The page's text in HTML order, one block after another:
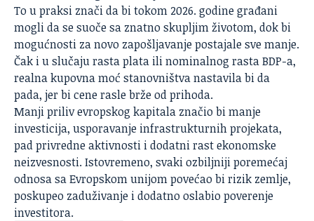
To u praksi znači da bi tokom 2026. godine građani
mogli da se suoče sa znatno skupljim životom, dok bi
mogućnosti za novo zapošljavanje postajale sve manje.
Čak i u slučaju rasta plata ili nominalnog rasta BDP-a,
realna kupovna moć stanovništva nastavila bi da
pada, jer bi cene rasle brže od prihoda.
Manji priliv evropskog kapitala značio bi manje
investicija, usporavanje infrastrukturnih projekata,
pad privredne aktivnosti i dodatni rast ekonomske
neizvesnosti. Istovremeno, svaki ozbiljniji poremećaj
odnosa sa Evropskom unijom povećao bi rizik zemlje,
poskupeo zaduživanje i dodatno oslabio poverenje
investitora.